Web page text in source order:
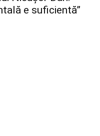
e suficientă”